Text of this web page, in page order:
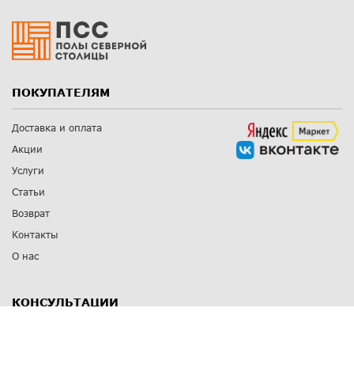
ПОКУПАТЕЛЯМ
Доставка и оплата
Акции
Услуги
Статьи
Возврат
Контакты
О нас
КОНСУЛЬТАЦИИ